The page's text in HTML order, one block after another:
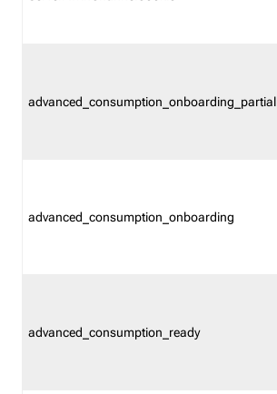
advanced_consumption_onboarding_partial
advanced_consumption_onboarding
advanced_consumption_ready